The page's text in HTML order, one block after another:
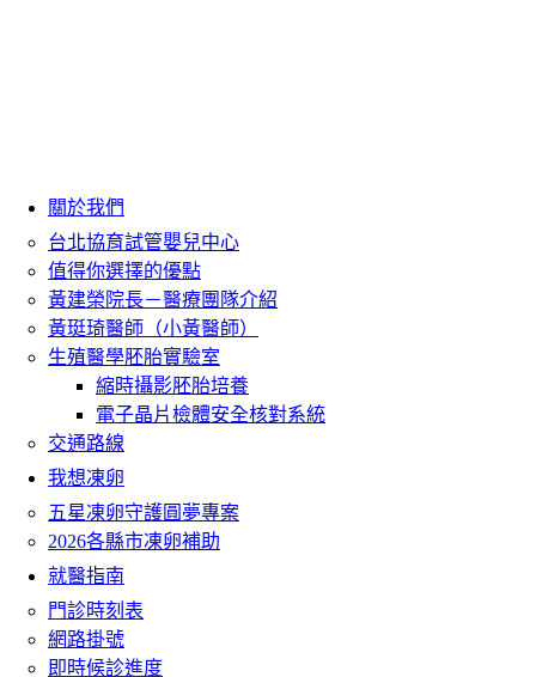
關於我們
台北協育試管嬰兒中心
值得你選擇的優點
黃建榮院長－醫療團隊介紹
黃珽琦醫師（小黃醫師）
生殖醫學胚胎實驗室
縮時攝影胚胎培養
電子晶片檢體安全核對系統
交通路線
我想凍卵
五星凍卵守護圓夢專案
2026各縣市凍卵補助
就醫指南
門診時刻表
網路掛號
即時候診進度